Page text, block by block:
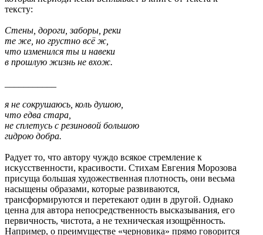
тексту:
Стены, дороги, заборы, реки
те же, но грустно всё ж,
что изменился ты и навеки
в прошлую жизнь не вхож.
я не сокрушаюсь, коль душою,
что едва стара,
не сплетусь с резиновой большою
гидрою добра.
Радует то, что автору чуждо всякое стремление к
искусственности, красивости. Стихам Евгения Морозова
присуща большая художественная плотность, они весьма
насыщены образами, которые развиваются,
трансформируются и перетекают один в другой. Однако
ценна для автора непосредственность высказывания, его
первичность, чистота, а не техническая изощрённость.
Например, о преимуществе «черновика» прямо говорится